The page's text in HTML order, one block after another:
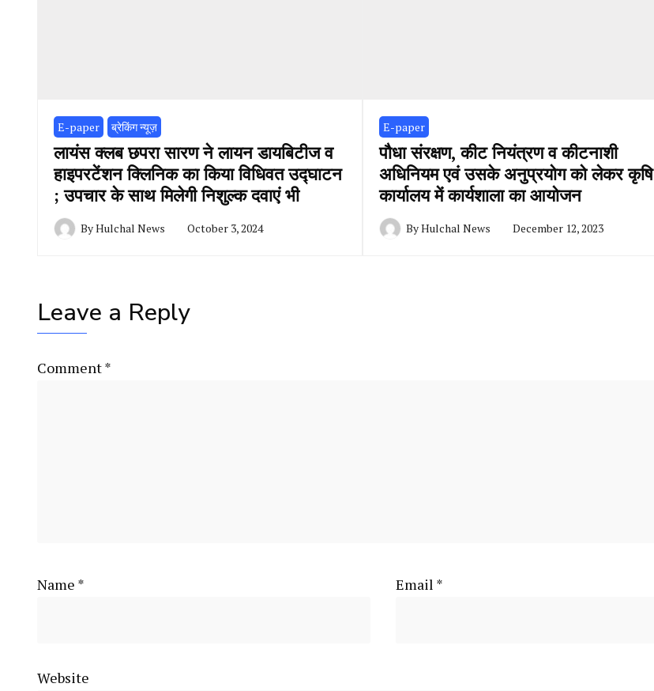
E-paper ब्रेकिंग न्यूज़
लायंस क्लब छपरा सारण ने लायन डायबिटीज व
हाइपरटेंशन क्लिनिक का किया विधिवत उद्घाटन
; उपचार के साथ मिलेगी निशुल्क दवाएं भी
ByHulchal News October 3, 2024
E-paper
पौधा संरक्षण, कीट नियंत्रण व कीटनाशी
अधिनियम एवं उसके अनुप्रयोग को लेकर कृषि
कार्यालय में कार्यशाला का आयोजन
ByHulchal News December 12, 2023
Leave a Reply
Comment*
Name * Email *
Website